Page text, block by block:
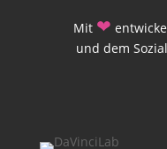
Mit ❤
und dem